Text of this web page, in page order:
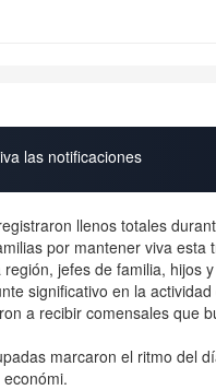
las notificaciones
llenos totales
por mantener viva esta
jefes de familia, hijos
significativo en la
a recibir comensales que
marcaron el ritmo del